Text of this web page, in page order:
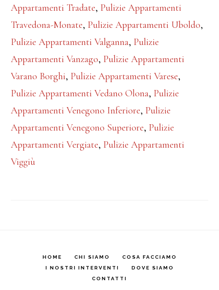
Appartamenti Tradate, Pulizie Appartamenti
Travedona-Monate, Pulizie Appartamenti Uboldo,
Pulizie Appartamenti Valganna, Pulizie
Appartamenti Vanzago, Pulizie Appartamenti
Varano Borghi, Pulizie Appartamenti Varese,
Pulizie Appartamenti Vedano Olona, Pulizie
Appartamenti Venegono Inferiore, Pulizie
Appartamenti Venegono Superiore, Pulizie
Appartamenti Vergiate, Pulizie Appartamenti
Viggiù
HOME CHI SIAMO
COSA FACCIAMO
I NOSTRI INTERVENTI
DOVE SIAMO
CONTATTI